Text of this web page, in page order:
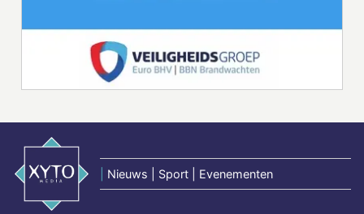
Nieuws | Sport | Evenementen